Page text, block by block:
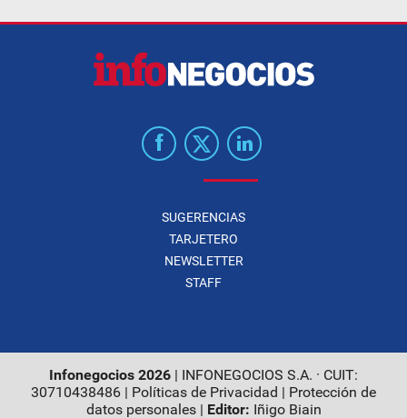
SUGERENCIAS
TARJETERO
NEWSLETTER
STAFF
Infonegocios 2026 | INFONEGOCIOS S.A. · CUIT:
30710438486 | Políticas de Privacidad | Protección de
datos personales| Editor: Iñigo Biain